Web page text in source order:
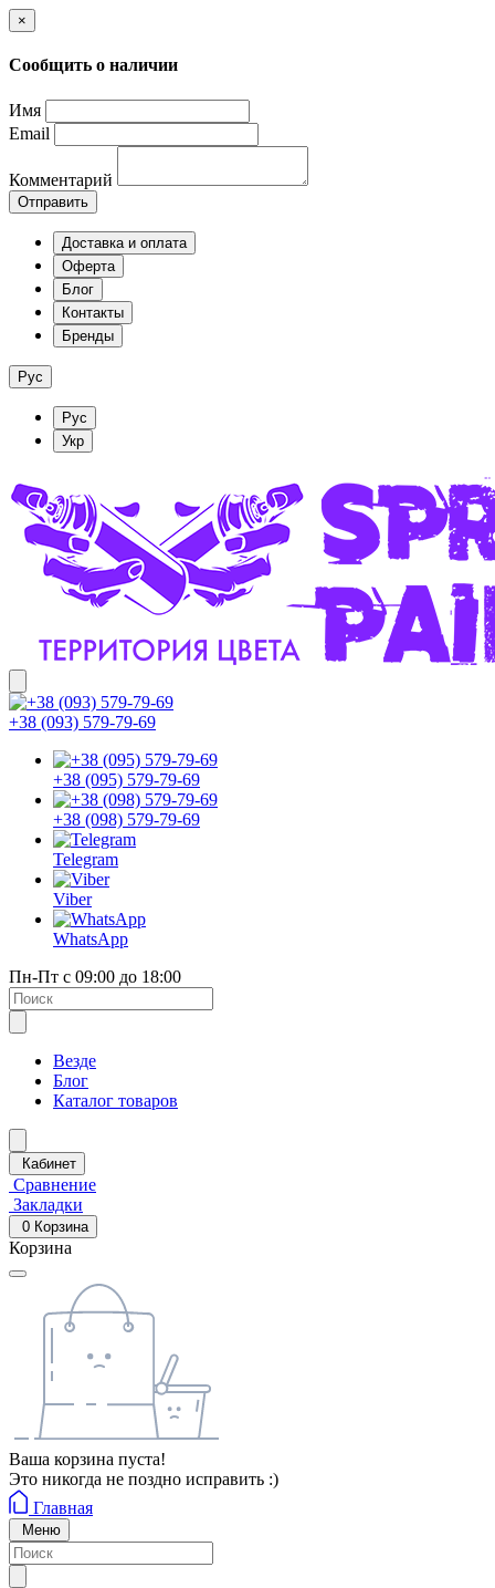
×
Сообщить о наличии
Имя
Email
Комментарий
Отправить
Доставка и оплата
Оферта
Блог
Контакты
Бренды
Рус
Рус
Укр
+38 (093) 579-79-69
+38 (095) 579-79-69
+38 (098) 579-79-69
Telegram
Viber
WhatsApp
Пн-Пт с 09:00 до 18:00
Везде
Блог
Каталог товаров
Кабинет
Сравнение
Закладки
0 Корзина
Корзина
Ваша корзина пуста!
Это никогда не поздно исправить :)
Главная
Меню